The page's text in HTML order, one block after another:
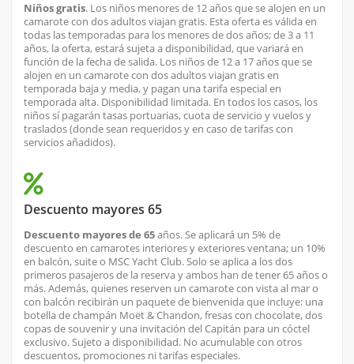
Niños gratis. Los niños menores de 12 años que se alojen en un
camarote con dos adultos viajan gratis. Esta oferta es válida en
todas las temporadas para los menores de dos años; de 3 a 11
años, la oferta, estará sujeta a disponibilidad, que variará en
función de la fecha de salida. Los niños de 12 a 17 años que se
alojen en un camarote con dos adultos viajan gratis en
temporada baja y media, y pagan una tarifa especial en
temporada alta. Disponibilidad limitada. En todos los casos, los
niños sí pagarán tasas portuarias, cuota de servicio y vuelos y
traslados (donde sean requeridos y en caso de tarifas con
servicios añadidos).
Descuento mayores 65
Descuento mayores de 65años. Se aplicará un 5% de
descuento en camarotes interiores y exteriores ventana; un 10%
en balcón, suite o MSC Yacht Club. Solo se aplica a los dos
primeros pasajeros de la reserva y ambos han de tener 65 años o
más. Además, quienes reserven un camarote con vista al mar o
con balcón recibirán un paquete de bienvenida que incluye: una
botella de champán Moët & Chandon, fresas con chocolate, dos
copas de souvenir y una invitación del Capitán para un cóctel
exclusivo. Sujeto a disponibilidad. No acumulable con otros
descuentos, promociones ni tarifas especiales.